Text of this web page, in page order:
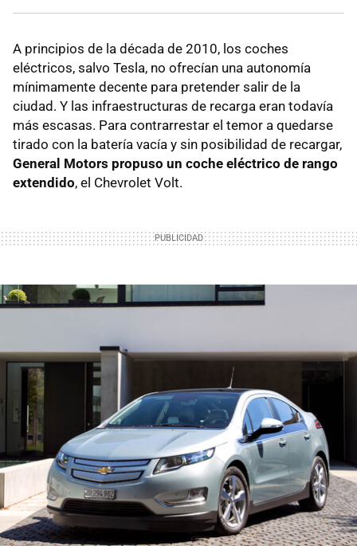
A principios de la década de 2010, los coches
eléctricos, salvo Tesla, no ofrecían una autonomía
mínimamente decente para pretender salir de la
ciudad. Y las infraestructuras de recarga eran todavía
más escasas. Para contrarrestar el temor a quedarse
tirado con la batería vacía y sin posibilidad de recargar,
General Motors propuso un coche eléctrico de rango
extendido, el Chevrolet Volt.